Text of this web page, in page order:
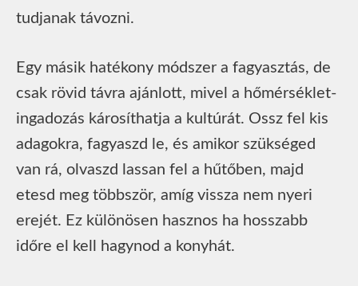
tudjanak távozni.
Egy másik hatékony módszer a fagyasztás, de
csak rövid távra ajánlott, mivel a hőmérséklet-
ingadozás károsíthatja a kultúrát. Ossz fel kis
adagokra, fagyaszd le, és amikor szükséged
van rá, olvaszd lassan fel a hűtőben, majd
etesd meg többször, amíg vissza nem nyeri
erejét. Ez különösen hasznos ha hosszabb
időre el kell hagynod a konyhát.